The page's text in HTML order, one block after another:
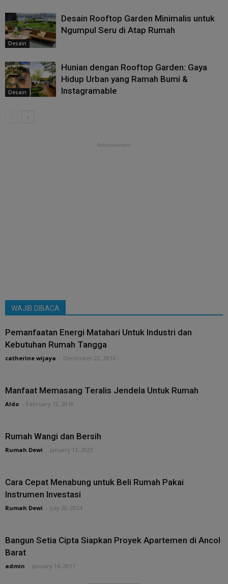
Desain
Desain Rooftop Garden Minimalis untuk
Ngumpul Seru di Atap Rumah
Desain
Hunian dengan Rooftop Garden: Gaya
Hidup Urban yang Ramah Bumi &
Instagramable
- Advertisement -
WAJIB DIBACA
Pemanfaatan Energi Matahari Untuk Industri dan
Kebutuhan Rumah Tangga
catherine wijaya December 22, 2016
Manfaat Memasang Teralis Jendela Untuk Rumah
Aldo February 12, 2018
Rumah Wangi dan Bersih
Rumah Dewi January 13, 2023
Cara Cepat Menabung untuk Beli Rumah Pakai
Instrumen Investasi
Rumah Dewi July 20, 2024
Bangun Setia Cipta Siapkan Proyek Apartemen di Ancol
Barat
admin January 14, 2017